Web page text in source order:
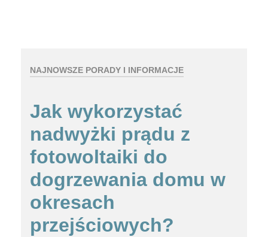
NAJNOWSZE PORADY I INFORMACJE
Jak wykorzystać
nadwyżki prądu z
fotowoltaiki do
dogrzewania domu w
okresach
przejściowych?